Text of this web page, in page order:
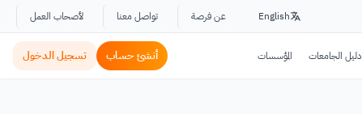
English عن فرصة تواصل معنا لأصحاب العمل
دليل الجامعات المؤسسات أنشئ حساب تسجيل الدخول